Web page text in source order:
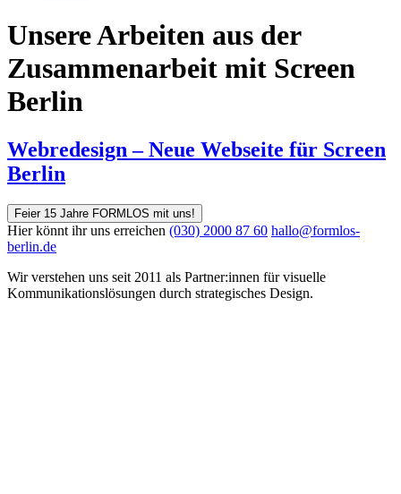
Unsere Arbeiten aus der
Zusammenarbeit mit Screen
Berlin
Webredesign – Neue Webseite für Screen
Berlin
Feier 15 Jahre FORMLOS mit uns!
Hier könnt ihr uns erreichen (030) 2000 87 60 hallo@formlos-
berlin.de
Wir verstehen uns seit 2011 als Partner:innen für visuelle
Kommunikations­lösungen durch strategisches Design.